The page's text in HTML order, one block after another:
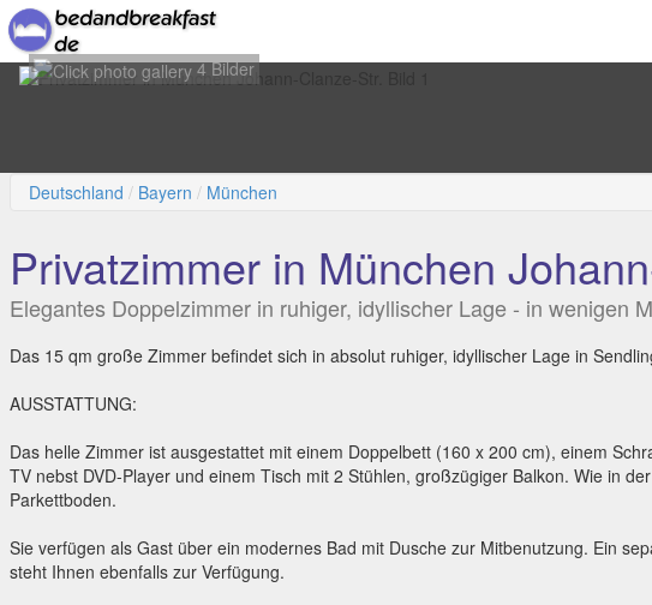
4 Bilder
Deutschland Bayern München
Privatzimmer in München
Elegantes Doppelzimmer in ruhiger, idyllischer Lage - in wenigen
Das 15 qm große Zimmer befindet sich in absolut ruhiger, idyllischer Lage in
AUSSTATTUNG:
Das helle Zimmer ist ausgestattet mit einem Doppelbett (160 x 200 cm), einem
TV nebst DVD-Player und einem Tisch mit 2 Stühlen, großzügiger Balkon. Wie in
Parkettboden.
Sie verfügen als Gast über ein modernes Bad mit Dusche zur Mitbenutzung. Ein
steht Ihnen ebenfalls zur Verfügung.